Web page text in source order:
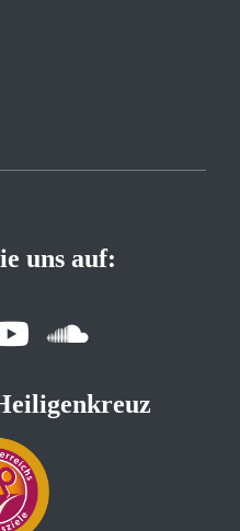
uns auf: